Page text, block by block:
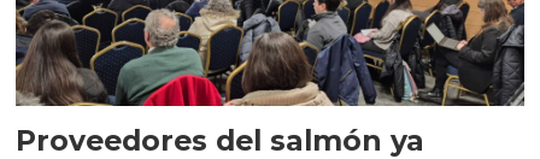
Proveedores del salmón ya